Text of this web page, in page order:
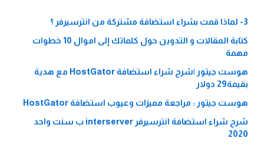
3- لماذا قمت بشراء استضافة مشتركة من انترسيرفر ؟
كتابة المقالات و التدوين حول كلماتك إلى اموال 10 خطوات
مهمة
هوست جيتور |شرح شراء استضافة HostGator مع هدية
بقيمة29 دولار
هوست جيتور : مراجعة مميزات وعيوب استضافة HostGator
شرح شراء استضافة انترسيرفر interserver ب سنت واحد
2020